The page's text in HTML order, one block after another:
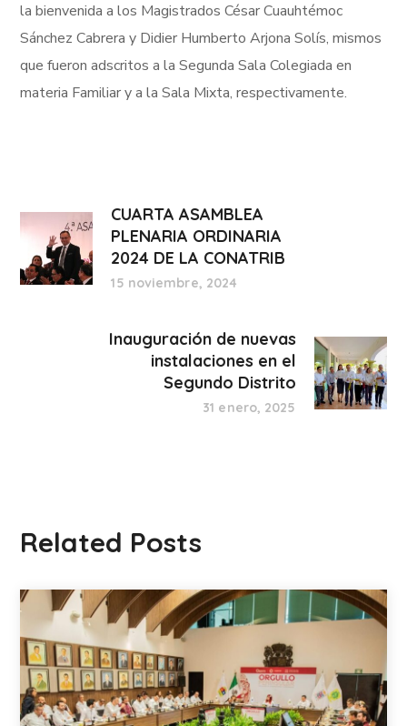
la bienvenida a los Magistrados César Cuauhtémoc
Sánchez Cabrera y Didier Humberto Arjona Solís, mismos
que fueron adscritos a la Segunda Sala Colegiada en
materia Familiar y a la Sala Mixta, respectivamente.
CUARTA ASAMBLEA
PLENARIA ORDINARIA
2024 DE LA CONATRIB
15 noviembre, 2024
Inauguración de nuevas
instalaciones en el
Segundo Distrito
31 enero, 2025
Related Posts